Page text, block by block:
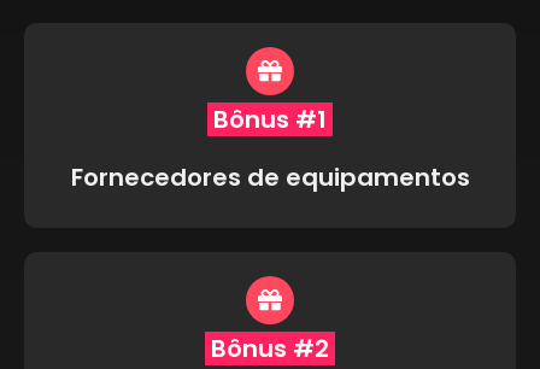
Bônus #1
Fornecedores de equipamentos
Bônus #2